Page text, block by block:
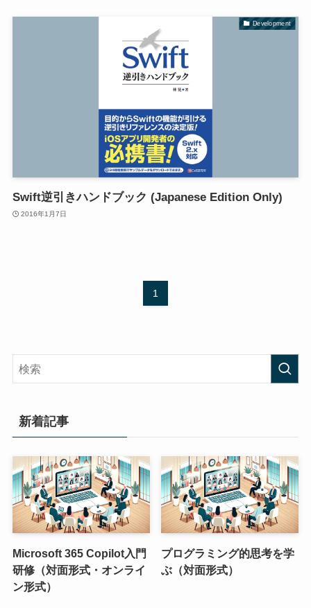
Development
Swift逆引きハンドブック (Japanese Edition Only)
2016年1月7日
1
新着記事
Microsoft 365 Copilot入門
研修（対面形式・オンライ
ン形式）
プログラミング的思考を学
ぶ（対面形式）